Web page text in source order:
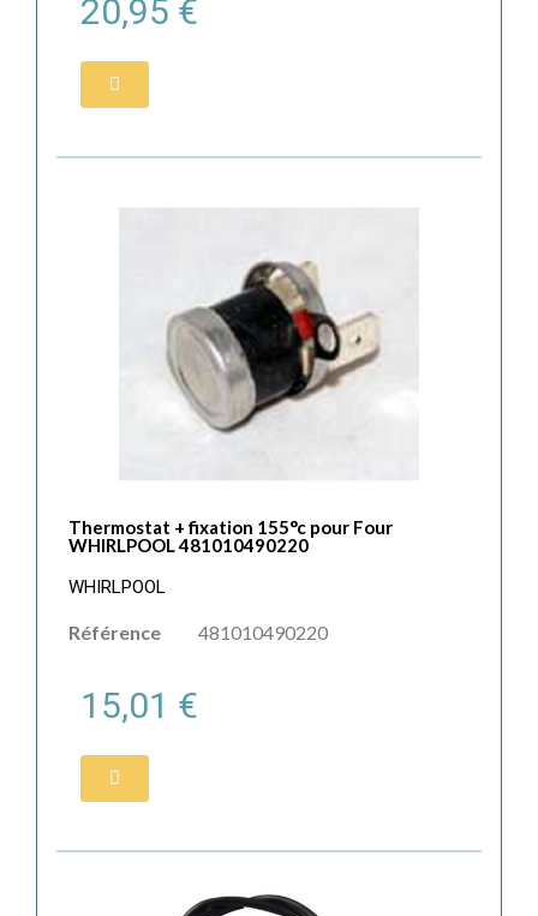
20,95 €
Thermostat + fixation 155°c pour Four
WHIRLPOOL 481010490220
WHIRLPOOL
Référence 481010490220
15,01 €